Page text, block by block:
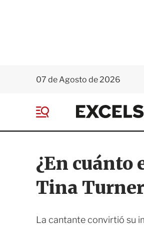
07 de Agosto de 2026
e
¿En cuánto
Tina
La cantante convirtió su